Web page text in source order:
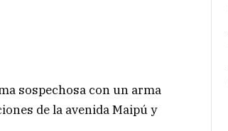
sospechosa con un arma
de la avenida Maipú y